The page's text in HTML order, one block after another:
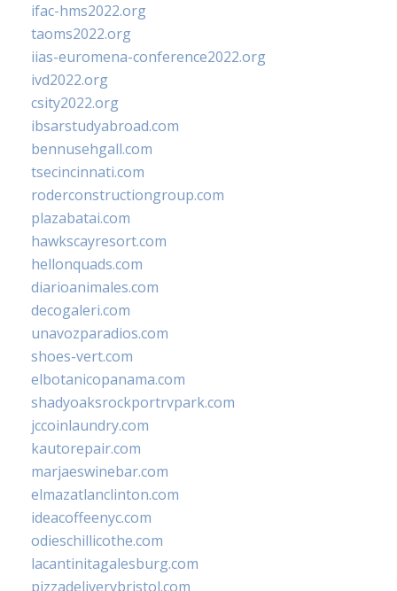
ifac-hms2022.org
taoms2022.org
iias-euromena-conference2022.org
ivd2022.org
csity2022.org
ibsarstudyabroad.com
bennusehgall.com
tsecincinnati.com
roderconstructiongroup.com
plazabatai.com
hawkscayresort.com
hellonquads.com
diarioanimales.com
decogaleri.com
unavozparadios.com
shoes-vert.com
elbotanicopanama.com
shadyoaksrockportrvpark.com
jccoinlaundry.com
kautorepair.com
marjaeswinebar.com
elmazatlanclinton.com
ideacoffeenyc.com
odieschillicothe.com
lacantinitagalesburg.com
pizzadeliverybristol.com